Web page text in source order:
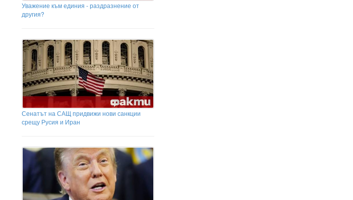
Уважение към единия - раздразнение от
другия?
Сенатът на САЩ придвижи нови санкции
срещу Русия и Иран